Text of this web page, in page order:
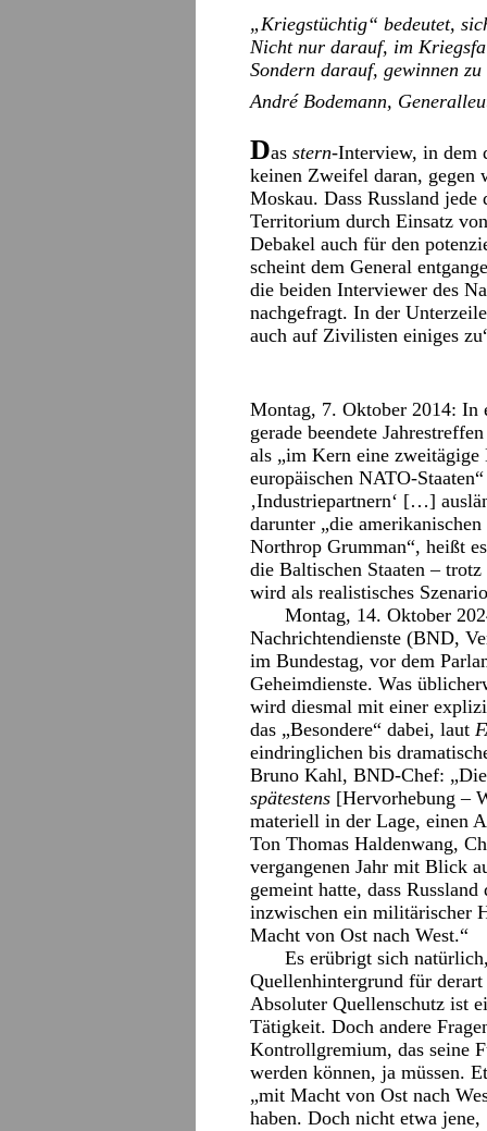
„Kriegstüchtig“ bedeutet,
Nicht nur darauf, im
Sondern darauf, gewinnen zu
André Bodemann,
Das stern-Interview, in dem
keinen Zweifel daran, gegen
Moskau. Dass Russland
Territorium durch Einsatz
Debakel auch für den
scheint dem General
die beiden Interviewer des
nachgefragt. In der
auch auf Zivilisten einiges
Montag, 7. Oktober 2014:
gerade beendete
als „im Kern eine
europäischen NATO-
‚Industriepartnern‘ […]
darunter „die
Northrop Grumman“, heißt
die Baltischen Staaten –
wird als realistisches
Montag, 14. Oktober
Nachrichtendienste (BND,
im Bundestag, vor dem
Geheimdienste. Was
wird diesmal mit einer
das „Besondere“ dabei, laut
eindringlichen bis
Bruno Kahl, BND-Chef:
spätestens [Hervorhebung –
materiell in der Lage, einen
Ton Thomas Haldenwang,
vergangenen Jahr mit Blick
gemeint hatte, dass
inzwischen ein militärischer
Macht von Ost nach West.“
Es erübrigt sich
Quellenhintergrund für
Absoluter Quellenschutz ist
Tätigkeit. Doch andere
Kontrollgremium, das seine
werden können, ja müssen.
„mit Macht von Ost nach
haben. Doch nicht etwa jene,